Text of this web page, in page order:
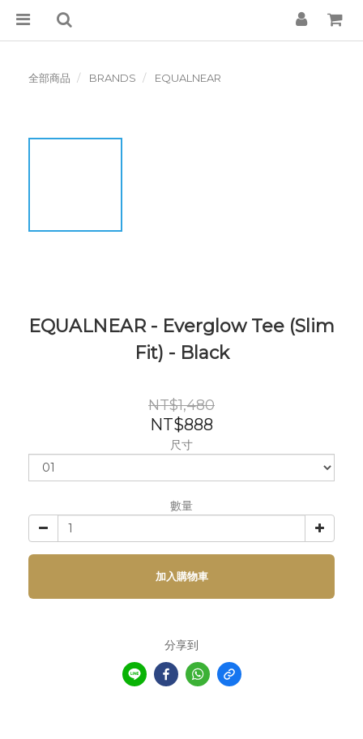
全部商品 BRANDS EQUALNEAR
EQUALNEAR - Everglow Tee (Slim
Fit) - Black
NT$1,480
NT$888
尺寸
數量
加入購物車
分享到